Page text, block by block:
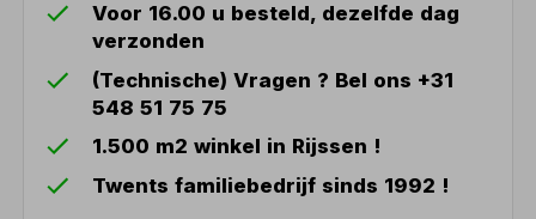
Voor 16.00 u besteld, dezelfde dag
verzonden
(Technische) Vragen ? Bel ons +31
548 51 75 75
1.500 m2 winkel in Rijssen !
Twents familiebedrijf sinds 1992 !